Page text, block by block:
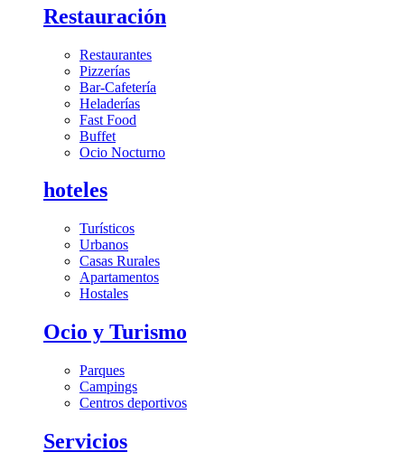
Restauración
Restaurantes
Pizzerías
Bar-Cafetería
Heladerías
Fast Food
Buffet
Ocio Nocturno
hoteles
Turísticos
Urbanos
Casas Rurales
Apartamentos
Hostales
Ocio y Turismo
Parques
Campings
Centros deportivos
Servicios